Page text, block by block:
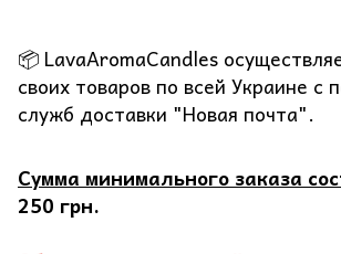
📦 LavaAromaCandles
своих товаров по всей Украине с
служб доставки "Новая почта".
Сумма минимального заказа
250 грн.